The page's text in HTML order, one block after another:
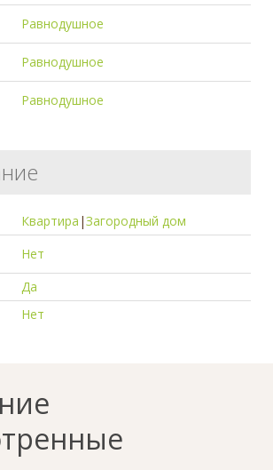
Равнодушное
Равнодушное
Равнодушное
Квартира |Загородный дом
Нет
Да
Нет